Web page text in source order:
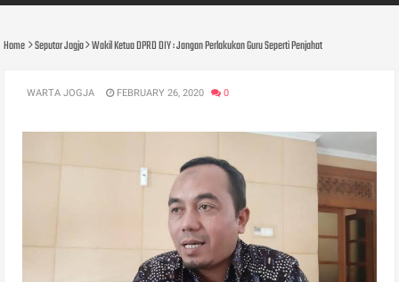
Home Seputar Jogja Wakil Ketua DPRD DIY : Jangan Perlakukan Guru Seperti Penjahat
WARTA JOGJA FEBRUARY 26, 2020 0